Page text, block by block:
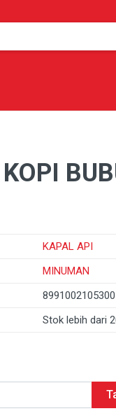
KAPAL API
MINUMAN
8991002105300
Stok lebih dari